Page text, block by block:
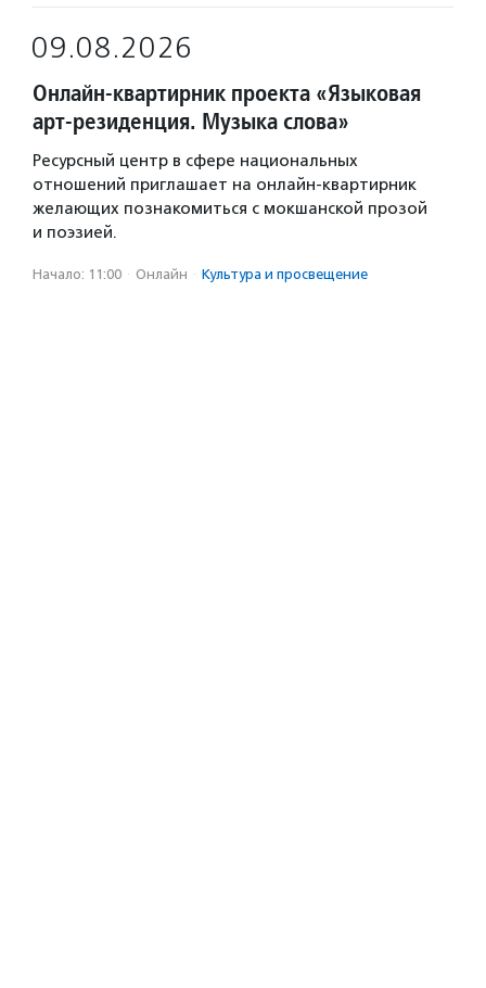
09.08.2026
Онлайн-квартирник проекта «Языковая
арт-резиденция. Музыка слова»
Ресурсный центр в сфере национальных
отношений приглашает на онлайн-квартирник
желающих познакомиться с мокшанской прозой
и поэзией.
Начало: 11:00 · Онлайн · Культура и просвещение